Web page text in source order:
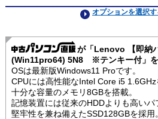
オプションを選択す
が「Lenovo 【即納
(Win11pro64) 5N8 ※テンキー付」を
OSは最新版Windows11 Proです。
CPUには高性能なIntel Core i5 1.6GHz
十分な容量のメモリ8GBを搭載。
記憶装置には従来のHDDよりも高いパ
堅牢性を兼ね備えたSSD128GBを採用。